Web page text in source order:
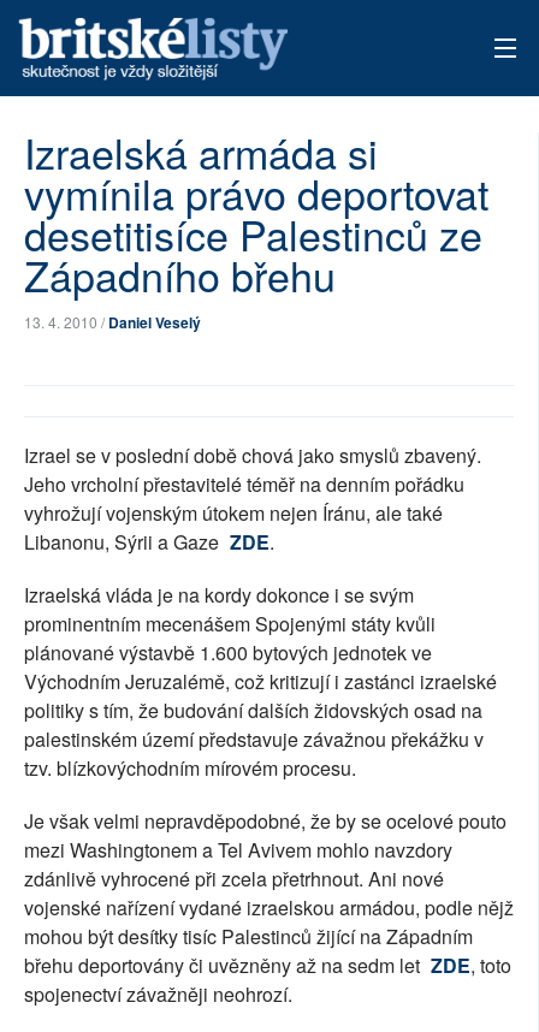
TÉMATA
AUTOŘI
Izraelská armáda si
vymínila právo deportovat
desetitisíce Palestinců ze
Západního břehu
13. 4. 2010 /Daniel Veselý
Izrael se v poslední době chová jako smyslů zbavený.
Jeho vrcholní přestavitelé téměř na denním pořádku
vyhrožují vojenským útokem nejen Íránu, ale také
Libanonu, Sýrii a Gaze ZDE.
Izraelská vláda je na kordy dokonce i se svým
prominentním mecenášem Spojenými státy kvůli
plánované výstavbě 1.600 bytových jednotek ve
Východním Jeruzalémě, což kritizují i zastánci izraelské
politiky s tím, že budování dalších židovských osad na
palestinském území představuje závažnou překážku v
tzv. blízkovýchodním mírovém procesu.
Je však velmi nepravděpodobné, že by se ocelové pouto
mezi Washingtonem a Tel Avivem mohlo navzdory
zdánlivě vyhrocené při zcela přetrhnout. Ani nové
vojenské nařízení vydané izraelskou armádou, podle nějž
mohou být desítky tisíc Palestinců žijící na Západním
břehu deportovány či uvězněny až na sedm let ZDE, toto
spojenectví závažněji neohrozí.